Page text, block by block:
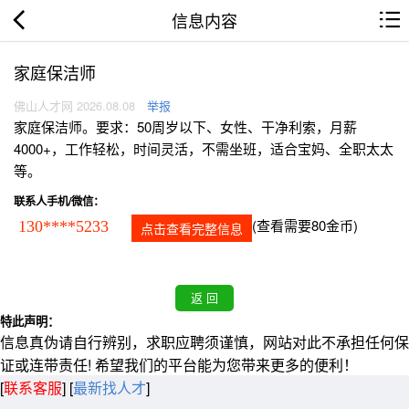
信息内容
家庭保洁师
佛山人才网 2026.08.08 举报
家庭保洁师。要求：50周岁以下、女性、干净利索，月薪
4000+，工作轻松，时间灵活，不需坐班，适合宝妈、全职太太
等。
联系人手机/微信：
130****5233 点击查看完整信息 (查看需要80金币)
特此声明：
信息真伪请自行辨别，求职应聘须谨慎，网站对此不承担任何保
证或连带责任! 希望我们的平台能为您带来更多的便利！
[联系客服] [最新找人才]